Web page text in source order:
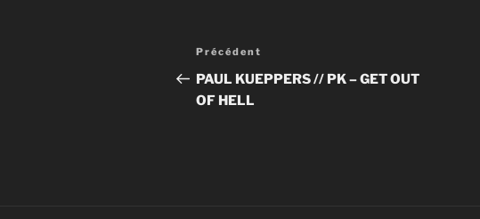
Navigation
de
l’article
Article
précédent
Précédent
PAUL KUEPPERS // PK – GET OUT
OF HELL